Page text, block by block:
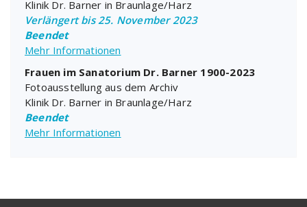
Klinik Dr. Barner in Braunlage/Harz
Verlängert bis 25. November 2023
Beendet
Mehr Informationen
Frauen im Sanatorium Dr. Barner 1900-2023
Fotoausstellung aus dem Archiv
Klinik Dr. Barner in Braunlage/Harz
Beendet
Mehr Informationen